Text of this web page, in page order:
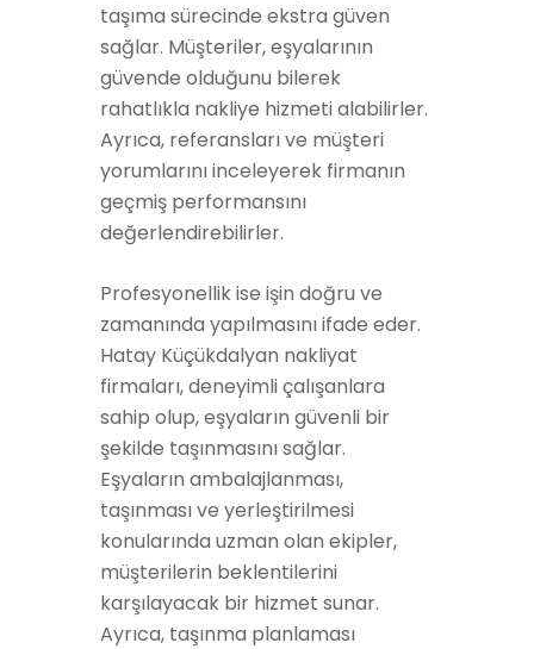
taşıma sürecinde ekstra güven
sağlar. Müşteriler, eşyalarının
güvende olduğunu bilerek
rahatlıkla nakliye hizmeti alabilirler.
Ayrıca, referansları ve müşteri
yorumlarını inceleyerek firmanın
geçmiş performansını
değerlendirebilirler.
Profesyonellik ise işin doğru ve
zamanında yapılmasını ifade eder.
Hatay Küçükdalyan nakliyat
firmaları, deneyimli çalışanlara
sahip olup, eşyaların güvenli bir
şekilde taşınmasını sağlar.
Eşyaların ambalajlanması,
taşınması ve yerleştirilmesi
konularında uzman olan ekipler,
müşterilerin beklentilerini
karşılayacak bir hizmet sunar.
Ayrıca, taşınma planlaması